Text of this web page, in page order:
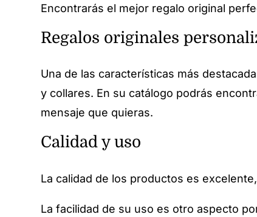
Encontrarás el mejor regalo original
Regalos originales
Una de las características más
y collares. En su catálogo podrás
mensaje que quieras.
Calidad y uso
La calidad de los productos es
La facilidad de su uso es otro aspecto